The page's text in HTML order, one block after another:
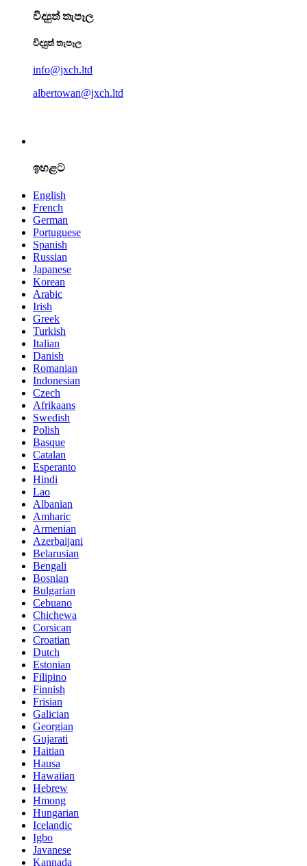
විද්‍යුත් තැපෑල
විද්‍යුත් තැපෑල
info@jxch.ltd
albertowan@jxch.ltd
ඉහළට
English
French
German
Portuguese
Spanish
Russian
Japanese
Korean
Arabic
Irish
Greek
Turkish
Italian
Danish
Romanian
Indonesian
Czech
Afrikaans
Swedish
Polish
Basque
Catalan
Esperanto
Hindi
Lao
Albanian
Amharic
Armenian
Azerbaijani
Belarusian
Bengali
Bosnian
Bulgarian
Cebuano
Chichewa
Corsican
Croatian
Dutch
Estonian
Filipino
Finnish
Frisian
Galician
Georgian
Gujarati
Haitian
Hausa
Hawaiian
Hebrew
Hmong
Hungarian
Icelandic
Igbo
Javanese
Kannada